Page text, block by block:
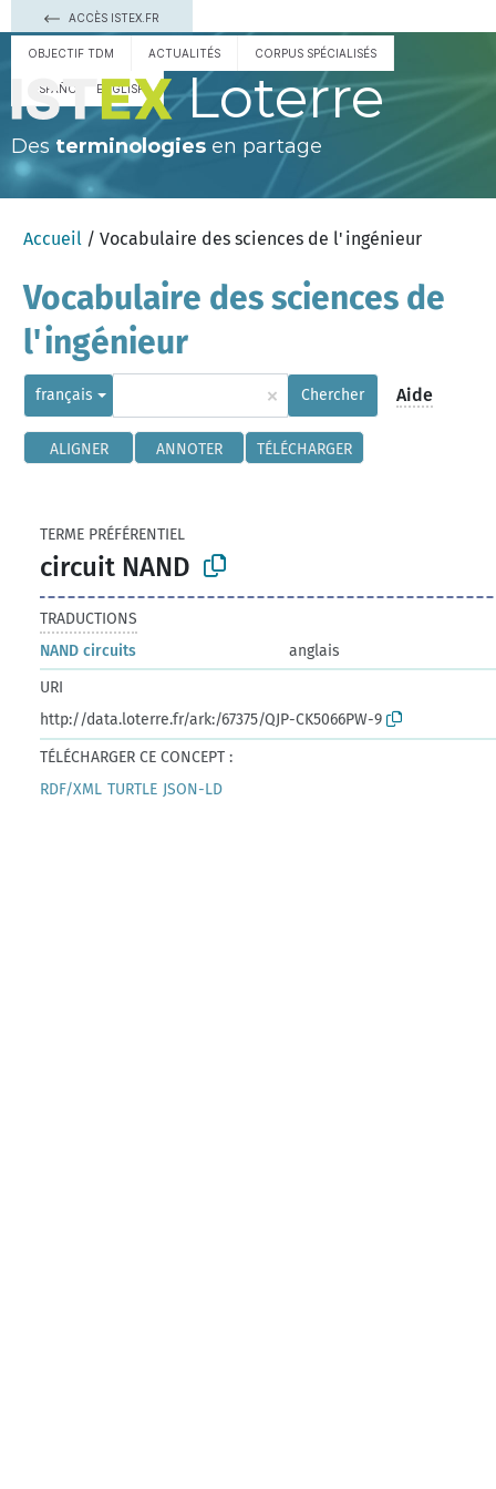
ACCÈS ISTEX.FR
OBJECTIF TDM ACTUALITÉS CORPUS SPÉCIALISÉS
ESPAÑOL ENGLISH Loterre
Des terminologies en partage
Accueil / Vocabulaire des sciences de l'ingénieur
Vocabulaire des sciences de
l'ingénieur
français × Chercher Aide
ALIGNER ANNOTER TÉLÉCHARGER
TERME PRÉFÉRENTIEL
circuit NAND
TRADUCTIONS
NAND circuits
anglais
URI
http://data.loterre.fr/ark:/67375/QJP-CK5066PW-9
TÉLÉCHARGER CE CONCEPT :
RDF/XML TURTLE JSON-LD